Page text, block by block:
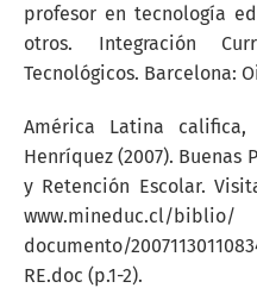
profesor en tecnología
otros. Integración
Tecnológicos. Barcelona:
América Latina
Henríquez (2007). Buenas
y Retención Escolar.
www.mineduc.cl/biblio/
documento/
RE.doc (p.1-2).